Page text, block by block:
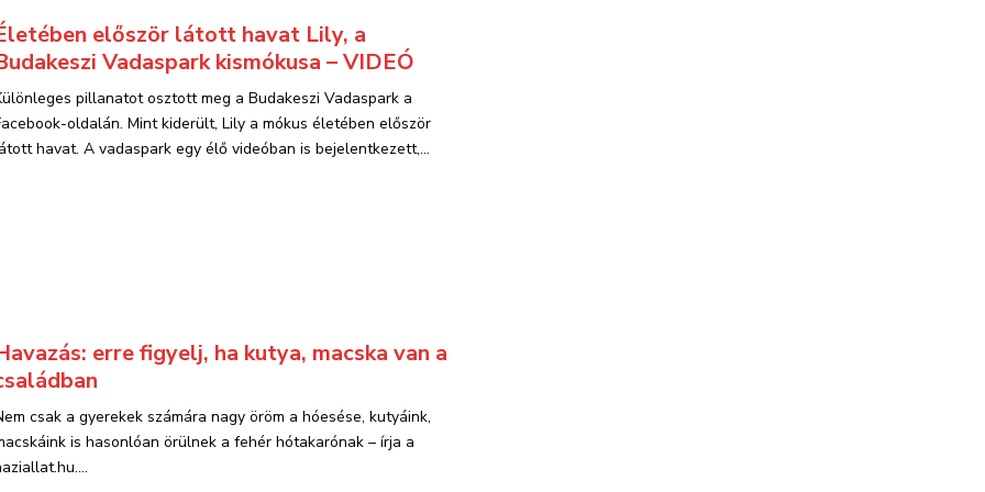
először látott havat Lily, a
Vadaspark kismókusa – VIDEÓ
pillanatot osztott meg a Budakeszi Vadaspark a
oldalán. Mint kiderült, Lily a mókus életében először
havat. A vadaspark egy élő videóban is bejelentkezett,...
erre figyelj, ha kutya, macska van a
csak a gyerekek számára nagy öröm a hóesése, kutyáink,
is hasonlóan örülnek a fehér hótakarónak – írja a